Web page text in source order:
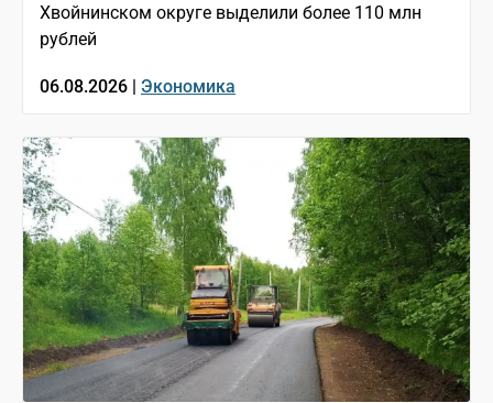
Хвойнинском округе выделили более 110 млн
рублей
06.08.2026 | Экономика